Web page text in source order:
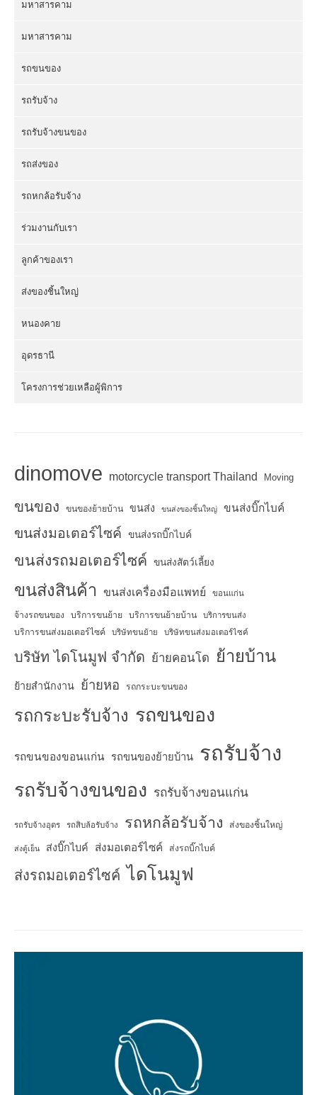
มหาสารคาม
มหาสารคาม
รถขนของ
รถรับจ้าง
รถรับจ้างขนของ
รถส่งของ
รถหกล้อรับจ้าง
ร่วมงานกับเรา
ลูกค้าของเรา
ส่งของชิ้นใหญ่
หนองคาย
อุดรธานี
โครงการช่วยเหลือผู้พิการ
dinomove motorcycle transport Thailand Moving
ขนของ ขนของย้ายบ้าน ขนส่ง ขนส่งของชิ้นใหญ่ ขนส่งบิ๊กไบค์
ขนส่งมอเตอร์ไซค์ ขนส่งรถบิ๊กไบค์
ขนส่งรถมอเตอร์ไซค์ ขนส่งสัตว์เลี้ยง
ขนส่งสินค้า ขนส่งเครื่องมือแพทย์ ขอนแก่น
จ้างรถขนของ บริการขนย้าย บริการขนย้ายบ้าน บริการขนส่ง
บริการขนส่งมอเตอร์ไซค์ บริษัทขนย้าย บริษัทขนส่งมอเตอร์ไซค์
บริษัท ไดโนมูฟ จำกัด ย้ายคอนโด ย้ายบ้าน
ย้ายสำนักงาน ย้ายหอ รถกระบะขนของ
รถกระบะรับจ้าง รถขนของ
รถขนของขอนแก่น รถขนของย้ายบ้าน รถรับจ้าง
รถรับจ้างขนของ รถรับจ้างขอนแก่น
รถรับจ้างอุดร รถสิบล้อรับจ้าง รถหกล้อรับจ้าง ส่งของชิ้นใหญ่
ส่งตู้เย็น ส่งบิ๊กไบค์ ส่งมอเตอร์ไซค์ ส่งรถบิ๊กไบค์
ส่งรถมอเตอร์ไซค์ ไดโนมูฟ